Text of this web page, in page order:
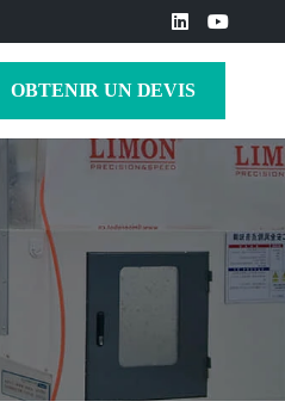
OBTENIR UN DEVIS